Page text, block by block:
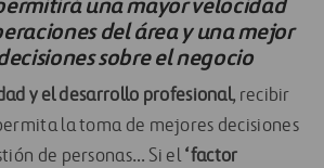
del área y una mejor
sobre el negocio
y el desarrollo profesional, recibir
la toma de mejores decisiones
de personas… Si el‘factor